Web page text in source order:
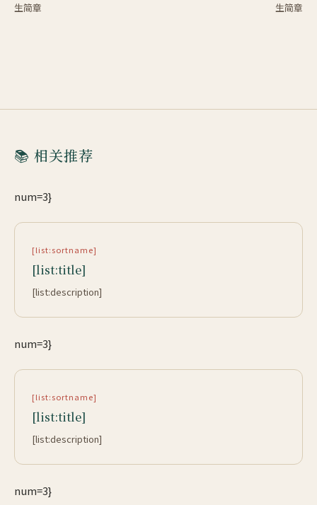
生简章
生简章
📚 相关推荐
num=3}
[list:sortname]
[list:title]
[list:description]
num=3}
[list:sortname]
[list:title]
[list:description]
num=3}